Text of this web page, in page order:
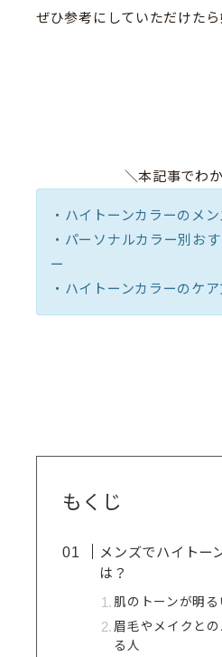
ぜひ参考にしていただけたら
＼本記事でわ
・ハイトーンカラーのメ
・パーソナルカラー別お
ー
・ハイトーンカラーのケ
もくじ
メンズでハイトー
は？
肌のトーンが明
眉毛やメイクと
る人